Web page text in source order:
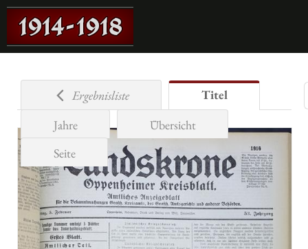
Ergebnisliste
Titel
Jahre
Übersicht
Seite